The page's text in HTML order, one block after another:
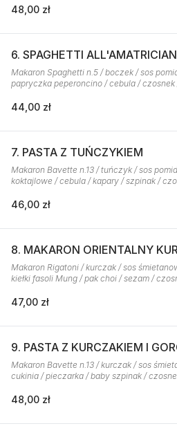
48,00 zł
6. SPAGHETTI
Makaron Spaghetti n.5 / boczek / sos
papryczka peperoncino / cebula /
44,00 zł
7. PASTA Z TUŃCZYKIEM
Makaron Bavette n.13 / tuńczyk / sos
koktajlowe / cebula / kapary / szpinak /
46,00 zł
8. MAKARON ORIENTALNY
Makaron Rigatoni / kurczak / sos
kiełki fasoli Mung / pak choi / sezam /
47,00 zł
9. PASTA Z KURCZAKIEM I
Makaron Bavette n.13 / kurczak / sos
cukinia / pieczarka / baby szpinak /
48,00 zł